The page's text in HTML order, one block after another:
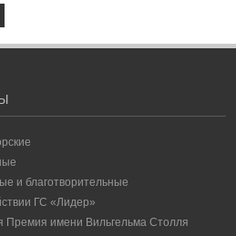
и благотворительные
ГС «Лидер»
Премия имени Вильгельма Столля